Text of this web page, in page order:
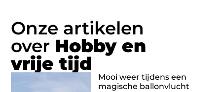
Onze artikelen
over Hobby en
vrije tijd
Mooi weer tijdens een
magische ballonvlucht